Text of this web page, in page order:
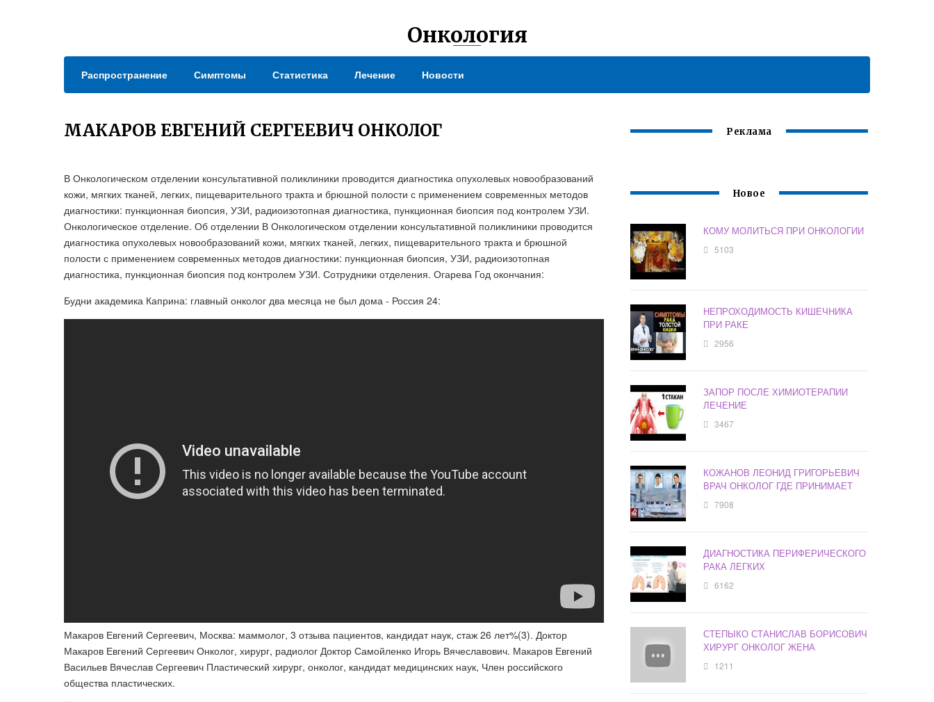
Онкология
Распространение Симптомы Статистика Лечение Новости
МАКАРОВ ЕВГЕНИЙ СЕРГЕЕВИЧ ОНКОЛОГ
В Онкологическом отделении консультативной поликлиники проводится диагностика опухолевых новообразований
кожи, мягких тканей, легких, пищеварительного тракта и брюшной полости с применением современных методов
диагностики: пункционная биопсия, УЗИ, радиоизотопная диагностика, пункционная биопсия под контролем УЗИ.
Онкологическое отделение. Об отделении В Онкологическом отделении консультативной поликлиники проводится
диагностика опухолевых новообразований кожи, мягких тканей, легких, пищеварительного тракта и брюшной
полости с применением современных методов диагностики: пункционная биопсия, УЗИ, радиоизотопная
диагностика, пункционная биопсия под контролем УЗИ. Сотрудники отделения. Огарева Год окончания:
Будни академика Каприна: главный онколог два месяца не был дома - Россия 24:
Макаров Евгений Сергеевич, Москва: маммолог, 3 отзыва пациентов, кандидат наук, стаж 26 лет%(3). Доктор
Макаров Евгений Сергеевич Онколог, хирург, радиолог Доктор Самойленко Игорь Вячеславович. Макаров Евгений
Васильев Вячеслав Сергеевич Пластический хирург, онколог, кандидат медицинских наук, Член российского
общества пластических.
Реклама
Новое
КОМУ МОЛИТЬСЯ ПРИ ОНКОЛОГИИ
5103
НЕПРОХОДИМОСТЬ КИШЕЧНИКА
ПРИ РАКЕ
2956
ЗАПОР ПОСЛЕ ХИМИОТЕРАПИИ
ЛЕЧЕНИЕ
3467
КОЖАНОВ ЛЕОНИД ГРИГОРЬЕВИЧ
ВРАЧ ОНКОЛОГ ГДЕ ПРИНИМАЕТ
7908
ДИАГНОСТИКА ПЕРИФЕРИЧЕСКОГО
РАКА ЛЕГКИХ
6162
СТЕПЫКО СТАНИСЛАВ БОРИСОВИЧ
ХИРУРГ ОНКОЛОГ ЖЕНА
1211